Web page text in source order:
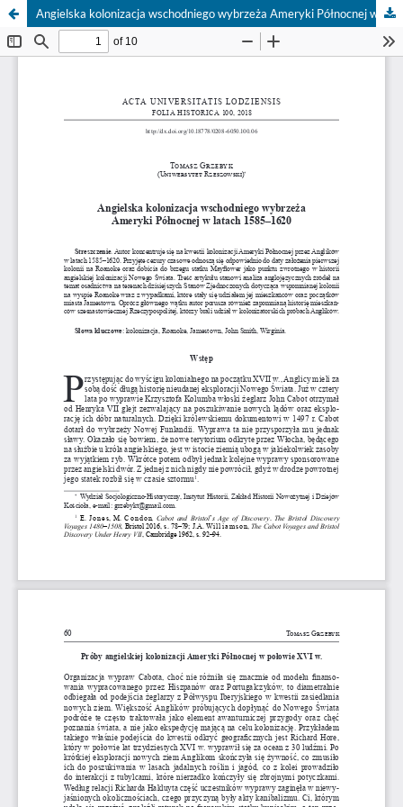
Angielska kolonizacja wschodniego wybrzeża Ameryki Północnej w latach 1585–1620